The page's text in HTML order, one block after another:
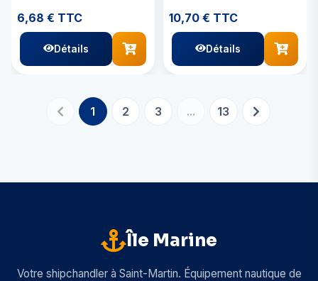
6,68 € TTC
Détails
10,70 € TTC
Détails
1 2 3 ... 13
Île Marine
Votre shipchandler à Saint-Martin. Équipement nautique de